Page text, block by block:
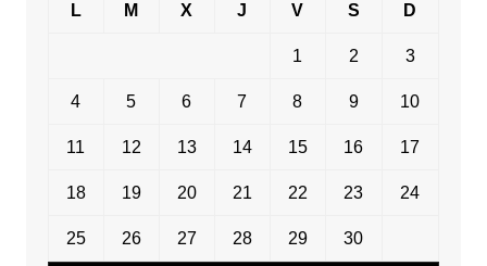
L M X J V S D
1 2 3
4 5 6 7 8 9 10
11 12 13 14 15 16 17
18 19 20 21 22 23 24
25 26 27 28 29 30